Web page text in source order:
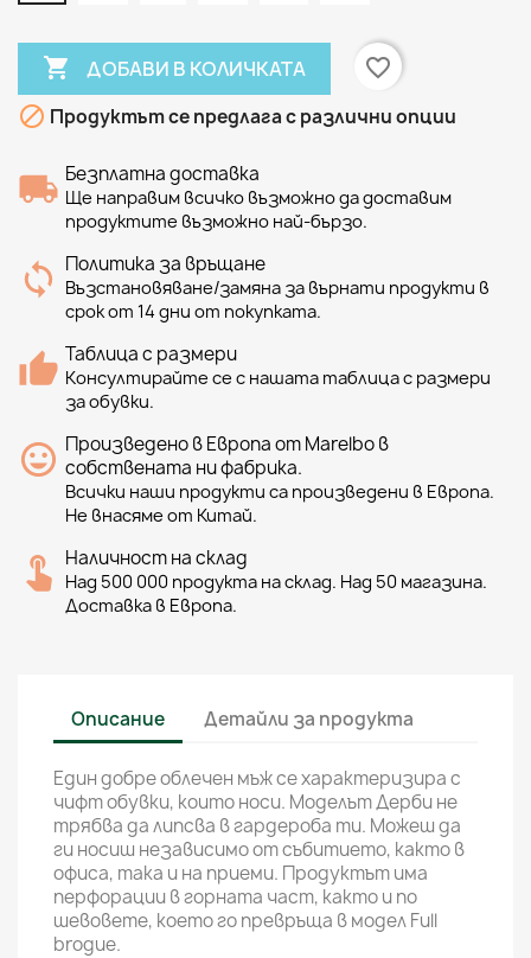
 ДОБАВИ В КОЛИЧКАТА
favorite_border
 Продуктът се предлага с различни опции
Безплатна доставка
Ще направим всичко възможно да доставим
продуктите възможно най-бързо.
Политика за връщане
Възстановяване/замяна за върнати продукти в
срок от 14 дни от покупката.
Таблица с размери
Консултирайте се с нашата таблица с размери
за обувки.
Произведено в Европа от Marelbo в
собствената ни фабрика.
Всички наши продукти са произведени в Европа.
Не внасяме от Китай.
Наличност на склад
Над 500 000 продукта на склад. Над 50 магазина.
Доставка в Европа.
Описание Детайли за продукта
Един добре облечен мъж се характеризира с
чифт обувки, които носи. Моделът Дерби не
трябва да липсва в гардероба ти. Можеш да
ги носиш независимо от събитието, както в
офиса, така и на приеми. Продуктът има
перфорации в горната част, както и по
шевовете, което го превръща в модел Full
brogue.